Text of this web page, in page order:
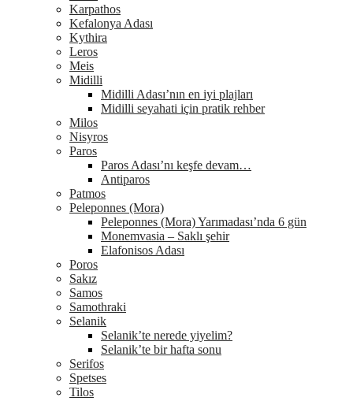
Karpathos
Kefalonya Adası
Kythira
Leros
Meis
Midilli
Midilli Adası’nın en iyi plajları
Midilli seyahati için pratik rehber
Milos
Nisyros
Paros
Paros Adası’nı keşfe devam…
Antiparos
Patmos
Peleponnes (Mora)
Peleponnes (Mora) Yarımadası’nda 6 gün
Monemvasia – Saklı şehir
Elafonisos Adası
Poros
Sakız
Samos
Samothraki
Selanik
Selanik’te nerede yiyelim?
Selanik’te bir hafta sonu
Serifos
Spetses
Tilos